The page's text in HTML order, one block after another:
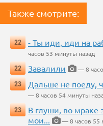
Также смотрите:
22 - Ты иди, иди на
часов 53 минуты назад
22
Завалили
— 8
23
Дальше не поеду,
— 8 часов 54 минуты
23
В глуши, во мраке
мои...
— 8 часов 55